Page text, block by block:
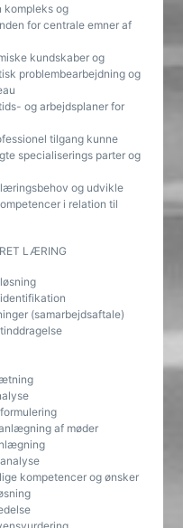
kompleks og
for centrale emner af
kundskaber og
problembearbejdning og
og arbejdsplaner for
tilgang kunne
specialiserings parter og
og udvikle
i relation til
LÆRING
(samarbejdsaftale)
af møder
kompetencer og ønsker